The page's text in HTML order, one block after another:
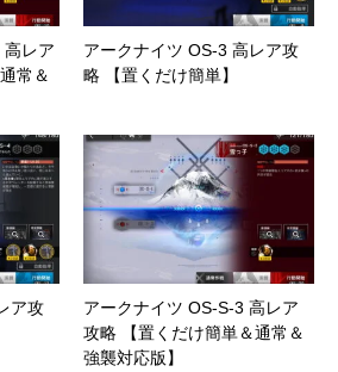
高レア
常＆
アークナイツ OS-3 高レア攻
略 【置くだけ簡単】
ア攻
アークナイツ OS-S-3 高レア
攻略 【置くだけ簡単＆通常＆
強襲対応版】